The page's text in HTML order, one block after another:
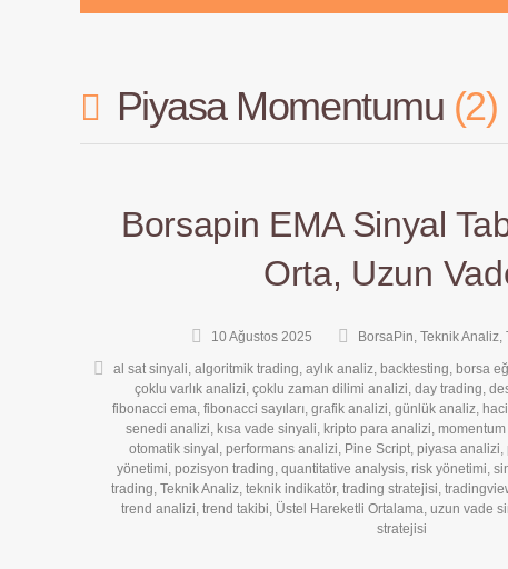
Piyasa Momentumu 2
Borsapin EMA Sinyal
Orta, Uzun
10 Ağustos 2025 BorsaPin, Teknik Analiz,
al sat sinyali, algoritmik trading, aylık analiz, backtesting, borsa
çoklu varlık analizi, çoklu zaman dilimi analizi, day trading,
fibonacci ema, fibonacci sayıları, grafik analizi, günlük analiz,
senedi analizi, kısa vade sinyali, kripto para analizi,
otomatik sinyal , performans analizi, Pine Script, piyasa analizi,
yönetimi, pozisyon trading, quantitative analysis, risk yönetimi,
trading, Teknik Analiz, teknik indikatör, trading stratejisi,
trend analizi, trend takibi, Üstel Hareketli Ortalama, uzun vade
stratejisi